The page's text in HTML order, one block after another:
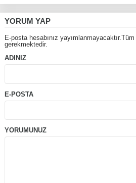
YORUM YAP
E-posta hesabınız
gerekmektedir.
ADINIZ
E-POSTA
YORUMUNUZ